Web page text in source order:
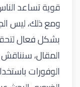
قوية تساعد
ومع ذلك، ليس
بشكل فعال
المقال،
الوفورات